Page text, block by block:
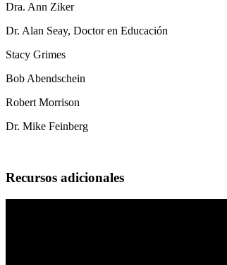
Dra. Ann Ziker
Dr. Alan Seay, Doctor en Educación
Stacy Grimes
Bob Abendschein
Robert Morrison
Dr. Mike Feinberg
Recursos adicionales